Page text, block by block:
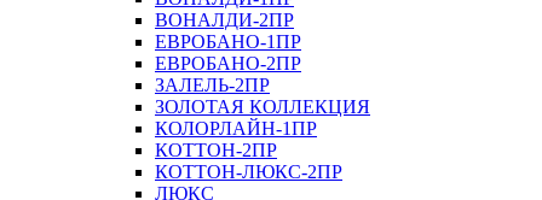
ВОНАЛДИ-2ПР
ЕВРОБАНО-1ПР
ЕВРОБАНО-2ПР
ЗАЛЕЛЬ-2ПР
ЗОЛОТАЯ КОЛЛЕКЦИЯ
КОЛОРЛАЙН-1ПР
КОТТОН-2ПР
КОТТОН-ЛЮКС-2ПР
ЛЮКС